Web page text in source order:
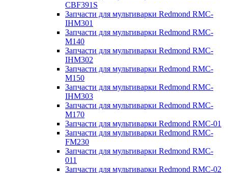
CBF391S
Запчасти для мультиварки Redmond RMC-
IHM301
Запчасти для мультиварки Redmond RMC-
M140
Запчасти для мультиварки Redmond RMC-
IHM302
Запчасти для мультиварки Redmond RMC-
M150
Запчасти для мультиварки Redmond RMC-
IHM303
Запчасти для мультиварки Redmond RMC-
M170
Запчасти для мультиварки Redmond RMC-01
Запчасти для мультиварки Redmond RMC-
FM230
Запчасти для мультиварки Redmond RMC-
011
Запчасти для мультиварки Redmond RMC-02